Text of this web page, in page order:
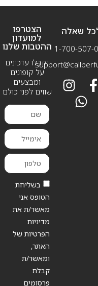
שאלה
1-700-507-
הצטרפו
למועדון
ההטבות שלנו
וקבלו עדכונים
על קופונים
ומבצעים
שווים לפני כולם
בשליחת
הטופס אני
מאשר/ת את
מדיניות
הפרטיות של
האתר,
ומאשר/ת
קבלת
פרסומים